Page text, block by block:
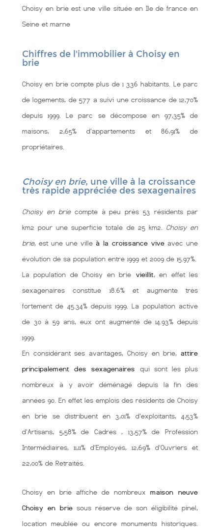
Choisy en brie est une ville située en Ile de france en
Seine et marne
Chiffres de l'immobilier à Choisy en
brie
Choisy en brie compte plus de 1 336 habitants. Le parc
de logements, de 577 a suivi une croissance de 12,70%
depuis 1999. Le parc se décompose en 97,35% de
maisons, 2,65% d'appartements et 86,91% de
propriétaires.
Choisy en brie, une ville à la croissance
très rapide appréciée des sexagenaires
Choisy en briecompte à peu près 53 résidents par
km2 pour une superficie totale de 25 km2. Choisy en
brie, est une une ville à la croissance vive avec une
évolution de sa population entre 1999 et 2009 de 15.97%.
La population de Choisy en brie vieillit, en effet les
sexagenaires constitue 18.6% et augmente très
fortement de 45.34% depuis 1999. La population active
de 30 à 59 ans, eux ont augmenté de 14.93% depuis
1999.
En considérant ses avantages, Choisy en brie, attire
principalement des sexagenaires qui sont les plus
nombreux à y avoir déménagé depuis la fin des
années 90. En effet les emplois des résidents de Choisy
en brie se distribuent en 3,01% d'exploitants, 4,53%
d'Artisans, 5,58% de Cadres , 13,57% de Profession
Intermédiaires, 11,11% d'Employés, 12,69% d'Ouvriers et
22,00% de Retraités.
Choisy en brie affiche de nombreux maison neuve
Choisy en brie sous réserve de son éligibilité pinel,
location meublée ou encore monuments historiques.